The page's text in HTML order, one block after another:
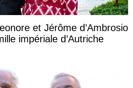
et Jérôme d’Ambrosio
impériale d’Autriche